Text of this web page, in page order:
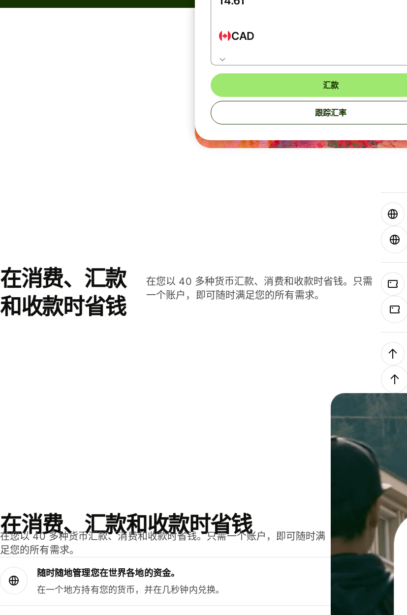
CAD
汇款
跟踪汇率
在消费、汇款
和收款时省钱
在您以 40 多种货币汇款、消费和收款时省钱。只需
一个账户，即可随时满足您的所有需求。
在消费、汇款和收款时省钱
在您以 40 多种货币汇款、消费和收款时省钱。只需一个账户，即可随时满
足您的所有需求。
随时随地管理您在世界各地的资金。
在一个地方持有您的货币，并在几秒钟内兑换。